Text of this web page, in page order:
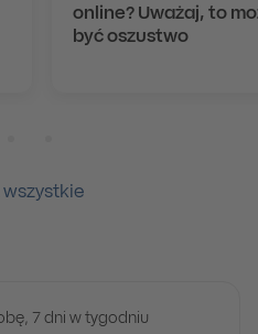
online? Uważaj, to
być oszustwo
wszystkie
7 dni w tygodniu